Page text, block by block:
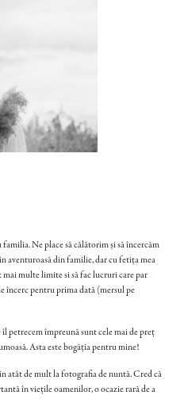
Ne place să călătorim și să încercăm
aventuroasă din familie, dar cu fetița mea
mai multe limite si să fac lucruri care par
încerc pentru prima dată (mersul pe
petrecem împreună sunt cele mai de preț
Asta este bogăția pentru mine!
atât de mult la fotografia de nuntă. Cred că
în viețile oamenilor, o ocazie rară de a